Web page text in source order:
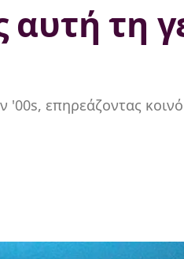
τη
'00s, επηρεάζοντας